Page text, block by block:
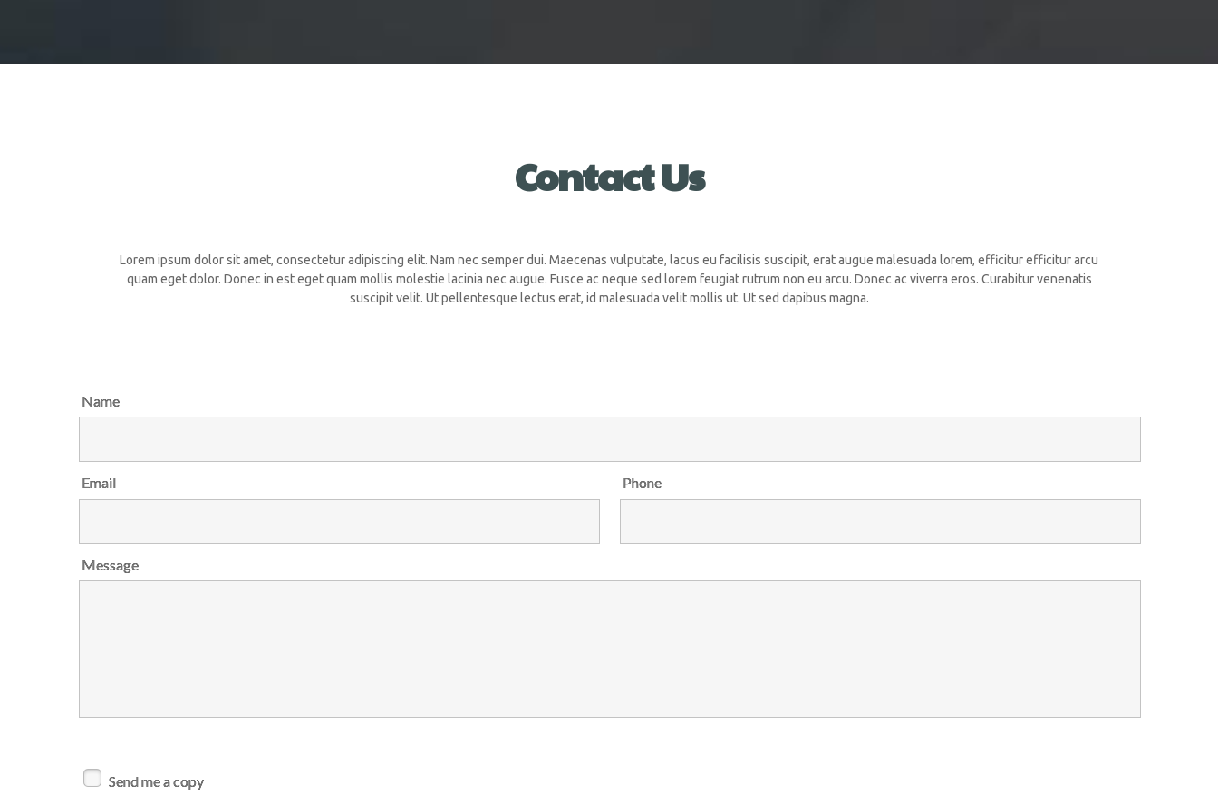
ContactUs
Lorem ipsum dolor sit amet, consectetur adipiscing elit. Nam nec semper dui. Maecenas vulputate, lacus eu facilisis suscipit, erat augue malesuada lorem, efficitur efficitur arcu
quam eget dolor. Donec in est eget quam mollis molestie lacinia nec augue. Fusce ac neque sed lorem feugiat rutrum non eu arcu. Donec ac viverra eros. Curabitur venenatis
suscipit velit. Ut pellentesque lectus erat, id malesuada velit mollis ut. Ut sed dapibus magna.
Name
Email Phone
Message
Send me a copy